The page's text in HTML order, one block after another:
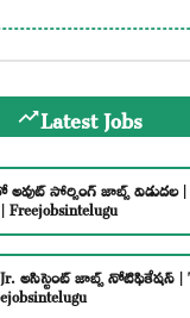
Latest Jobs
సోర్సింగ్ జాబ్స్ విడుదల |
Freejobsintelugu
అసిస్టెంట్ జాబ్స్ నోటిఫికేషన్ |